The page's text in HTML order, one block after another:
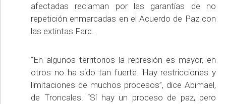
afectadas reclaman por las garantías de no
repetición enmarcadas en el Acuerdo de Paz con
las extintas Farc.
“En algunos territorios la represión es mayor, en
otros no ha sido tan fuerte. Hay restricciones y
limitaciones de muchos procesos”, dice Abimael,
de Troncales. “Sí hay un proceso de paz, pero